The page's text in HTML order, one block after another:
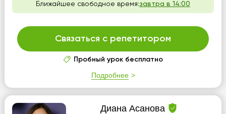
Ближайшее свободное время:завтра в 14:00
Связаться с репетитором
Пробный урок бесплатно
Подробнее
Диана Асанова